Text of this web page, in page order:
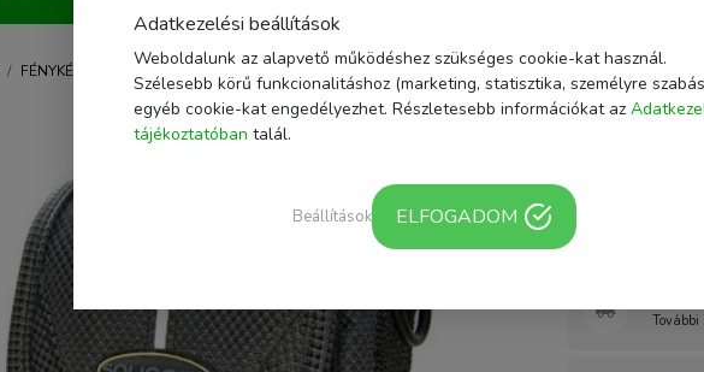
FÉNYKÉPEZŐ KIEGÉSZÍTŐK FÉNYKÉPEZŐ TÁSKA, HÁTIZSÁK SOLIGOR KAMERA TOK TOP LINE
Cikkszám: 59921 |
Soligor
szürke
További
Adatkezelési beállítások
Weboldalunk az alapvető működéshez szükséges cookie-kat használ.
Szélesebb körű funkcionalitáshoz (marketing, statisztika, személyre
egyéb cookie-kat engedélyezhet. Részletesebb információkat az
tájékoztatóban talál.
Beállítások ELFOGADOM